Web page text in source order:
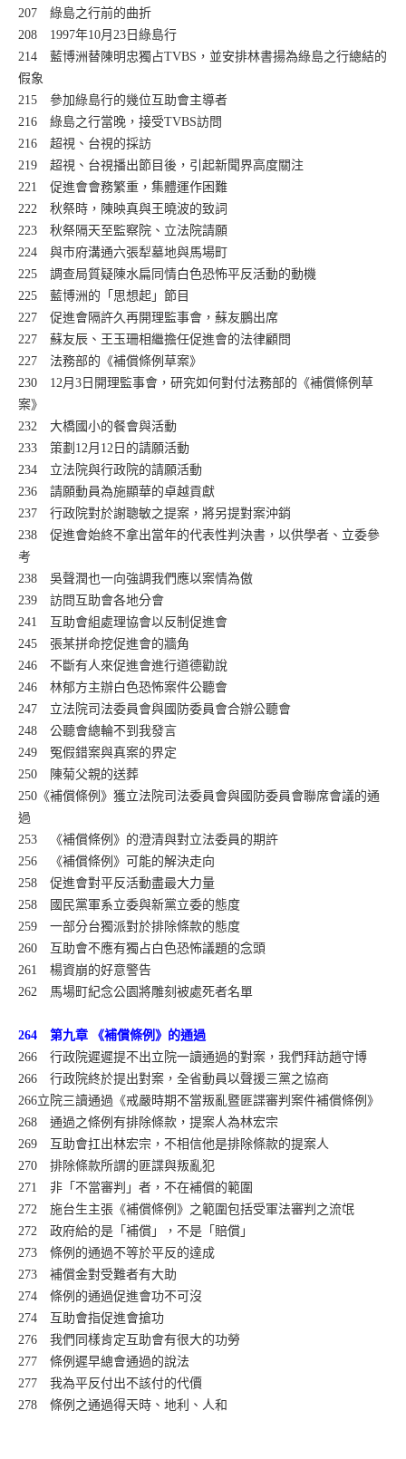
207 綠島之行前的曲折
208 1997年10月23日綠島行
214 藍博洲替陳明忠獨占TVBS，並安排林書揚為綠島之行總結的
假象
215 參加綠島行的幾位互助會主導者
216 綠島之行當晚，接受TVBS訪問
216 超視、台視的採訪
219 超視、台視播出節目後，引起新聞界高度關注
221 促進會會務繁重，集體運作困難
222 秋祭時，陳映真與王曉波的致詞
223 秋祭隔天至監察院、立法院請願
224 與市府溝通六張犁墓地與馬場町
225 調查局質疑陳水扁同情白色恐怖平反活動的動機
225 藍博洲的「思想起」節目
227 促進會隔許久再開理監事會，蘇友鵬出席
227 蘇友辰、王玉珊相繼擔任促進會的法律顧問
227 法務部的《補償條例草案》
230 12月3日開理監事會，研究如何對付法務部的《補償條例草
案》
232 大橋國小的餐會與活動
233 策劃12月12日的請願活動
234 立法院與行政院的請願活動
236 請願動員為施顯華的卓越貢獻
237 行政院對於謝聰敏之提案，將另提對案沖銷
238 促進會始終不拿出當年的代表性判決書，以供學者、立委參
考
238 吳聲潤也一向強調我們應以案情為傲
239 訪問互助會各地分會
241 互助會組處理協會以反制促進會
245 張某拼命挖促進會的牆角
246 不斷有人來促進會進行道德勸說
246 林郁方主辦白色恐怖案件公聽會
247 立法院司法委員會與國防委員會合辦公聽會
248 公聽會總輪不到我發言
249 冤假錯案與真案的界定
250 陳菊父親的送葬
250《補償條例》獲立法院司法委員會與國防委員會聯席會議的通
過
253 《補償條例》的澄清與對立法委員的期許
256 《補償條例》可能的解決走向
258 促進會對平反活動盡最大力量
258 國民黨軍系立委與新黨立委的態度
259 一部分台獨派對於排除條款的態度
260 互助會不應有獨占白色恐怖議題的念頭
261 楊資崩的好意警告
262 馬場町紀念公園將雕刻被處死者名單
264 第九章 《補償條例》的通過
266 行政院遲遲提不出立院一讀通過的對案，我們拜訪趙守博
266 行政院終於提出對案，全省動員以聲援三黨之協商
266立院三讀通過《戒嚴時期不當叛亂暨匪諜審判案件補償條例》
268 通過之條例有排除條款，提案人為林宏宗
269 互助會扛出林宏宗，不相信他是排除條款的提案人
270 排除條款所謂的匪諜與叛亂犯
271 非「不當審判」者，不在補償的範圍
272 施台生主張《補償條例》之範圍包括受軍法審判之流氓
272 政府給的是「補償」，不是「賠償」
273 條例的通過不等於平反的達成
273 補償金對受難者有大助
274 條例的通過促進會功不可沒
274 互助會指促進會搶功
276 我們同樣肯定互助會有很大的功勞
277 條例遲早總會通過的說法
277 我為平反付出不該付的代價
278 條例之通過得天時、地利、人和